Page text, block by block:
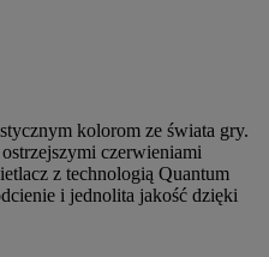
kolorom ze świata gry.
czerwieniami
z technologią Quantum
i jednolita jakość dzięki